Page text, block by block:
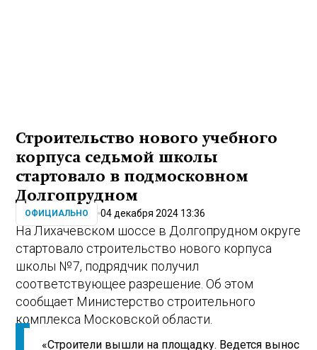
Строительство нового учебного
корпуса седьмой школы
стартовало в подмосковном
Долгопрудном
ОФИЦИАЛЬНО 04 декабря 2024 13:36
На Лихачевском шоссе в Долгопрудном округе
стартовало строительство нового корпуса
школы № 7, подрядчик получил
соответствующее разрешение. Об этом
сообщает Министерство строительного
комплекса Московской области.
«Строители вышли на площадку. Ведется вынос